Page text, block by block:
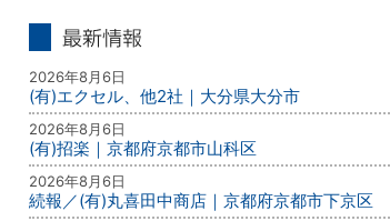
2026年8月6日
(有)エクセル、他2社｜大分県大分市
2026年8月6日
(有)招楽｜京都府京都市山科区
2026年8月6日
続報／(有)丸喜田中商店｜京都府京都市下京区